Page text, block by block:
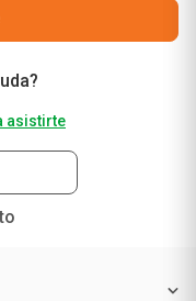
asistirte